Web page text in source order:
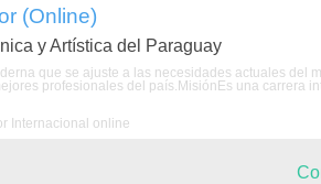
(Online)
y Artística del Paraguay
que se ajuste a las necesidades actuales del
profesionales del país.MisiónEs una carrera
Internacional online